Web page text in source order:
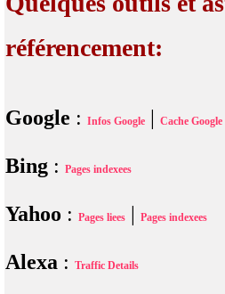
référencement:
Google : Infos Google | Cache Google
Bing : Pages indexees
Yahoo : Pages liees | Pages indexees
Alexa : Traffic Details